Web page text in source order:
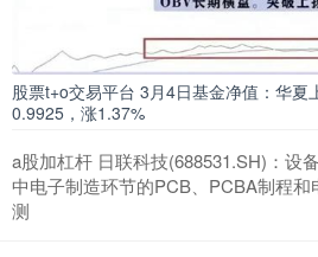
股票t+o交易平台 3月4日基金净值：华夏
0.9925，涨1.37%
a股加杠杆 日联科技(688531.SH)：设
中电子制造环节的PCB、PCBA制程
测